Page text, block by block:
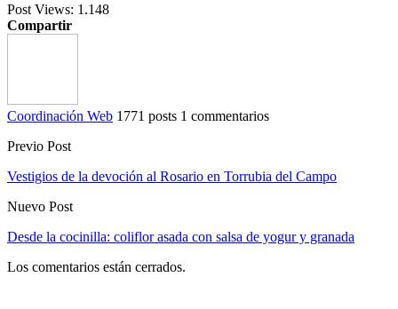
Post Views: 1.148
Compartir
Coordinación Web 1771 posts 1 commentarios
Previo Post
Vestigios de la devoción al Rosario en Torrubia del Campo
Nuevo Post
Desde la cocinilla: coliflor asada con salsa de yogur y granada
Los comentarios están cerrados.